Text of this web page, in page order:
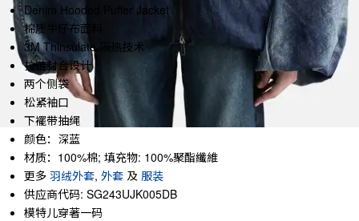
Denim Hooded Puffer Jacket
棉质牛仔布面料
3M Thinsulate 隔热技术
拉链封合设计
两个侧袋
松紧袖口
下襬带抽绳
颜色：深蓝
材质：100%棉; 填充物: 100%聚酯纖維
更多 羽绒外套, 外套 及 服装
供应商代码: SG243UJK005DB
模特儿穿著一码